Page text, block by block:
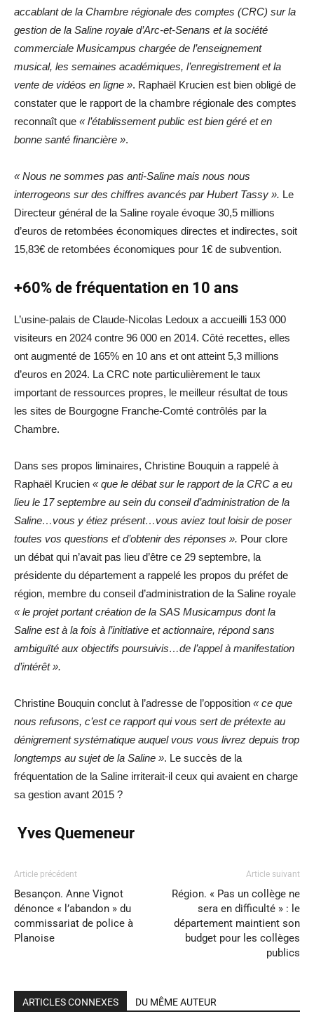
accablant de la Chambre régionale des comptes (CRC) sur la
gestion de la Saline royale d’Arc-et-Senans et la société
commerciale Musicampus chargée de l’enseignement
musical, les semaines académiques, l’enregistrement et la
vente de vidéos en ligne ». Raphaël Krucien est bien obligé de
constater que le rapport de la chambre régionale des comptes
reconnaît que « l’établissement public est bien géré et en
bonne santé financière ».
« Nous ne sommes pas anti-Saline mais nous nous
interrogeons sur des chiffres avancés par Hubert Tassy ». Le
Directeur général de la Saline royale évoque 30,5 millions
d’euros de retombées économiques directes et indirectes, soit
15,83€ de retombées économiques pour 1€ de subvention.
+60% de fréquentation en 10 ans
L’usine-palais de Claude-Nicolas Ledoux a accueilli 153 000
visiteurs en 2024 contre 96 000 en 2014. Côté recettes, elles
ont augmenté de 165% en 10 ans et ont atteint 5,3 millions
d’euros en 2024. La CRC note particulièrement le taux
important de ressources propres, le meilleur résultat de tous
les sites de Bourgogne Franche-Comté contrôlés par la
Chambre.
Dans ses propos liminaires, Christine Bouquin a rappelé à
Raphaël Krucien « que le débat sur le rapport de la CRC a eu
lieu le 17 septembre au sein du conseil d’administration de la
Saline…vous y étiez présent…vous aviez tout loisir de poser
toutes vos questions et d’obtenir des réponses ». Pour clore
un débat qui n’avait pas lieu d’être ce 29 septembre, la
présidente du département a rappelé les propos du préfet de
région, membre du conseil d’administration de la Saline royale
« le projet portant création de la SAS Musicampus dont la
Saline est à la fois à l’initiative et actionnaire, répond sans
ambiguïté aux objectifs poursuivis…de l’appel à manifestation
d’intérêt ».
Christine Bouquin conclut à l’adresse de l’opposition « ce que
nous refusons, c’est ce rapport qui vous sert de prétexte au
dénigrement systématique auquel vous vous livrez depuis trop
longtemps au sujet de la Saline ». Le succès de la
fréquentation de la Saline irriterait-il ceux qui avaient en charge
sa gestion avant 2015 ?
Yves Quemeneur
Article précédent
Besançon. Anne Vignot
dénonce « l’abandon » du
commissariat de police à
Planoise
Article suivant
Région. « Pas un collège ne
sera en difficulté » : le
département maintient son
budget pour les collèges
publics
ARTICLES CONNEXES DU MÊME AUTEUR